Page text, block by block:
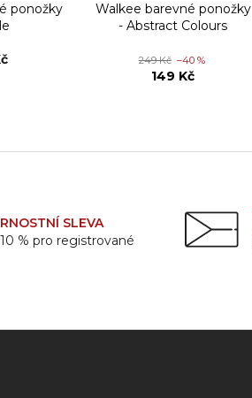
ponožky
Walkee barevné ponožky
- Abstract Colours
249 Kč –40 %
149 Kč
SLEVA
% pro registrované